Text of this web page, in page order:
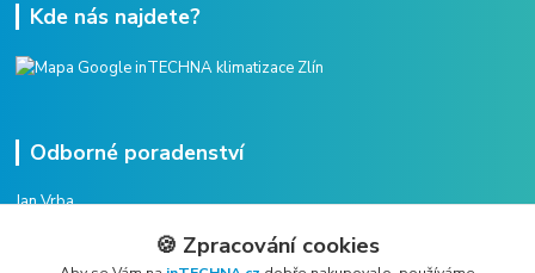
Kde nás najdete?
Odborné poradenství
Jan Vrba
🍪 Zpracování cookies